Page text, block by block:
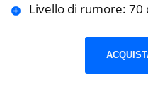
Livello di rumore: 70